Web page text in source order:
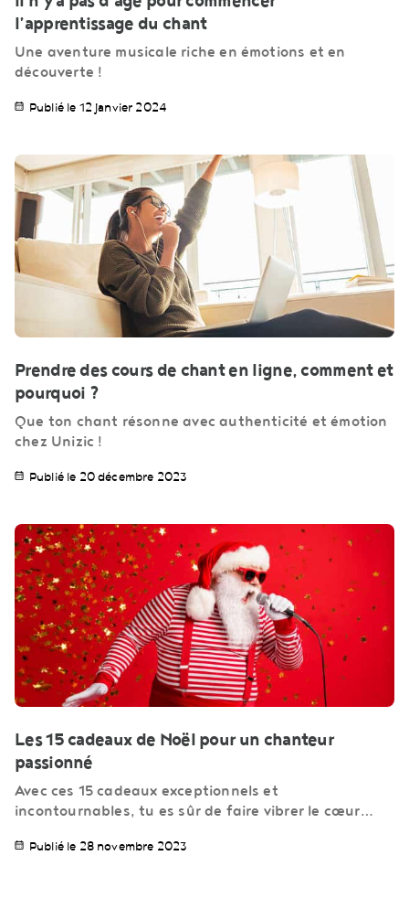
l’apprentissage du chant
Une aventure musicale riche en émotions et en
découverte !
Publié le 12 janvier 2024
Prendre des cours de chant en ligne, comment et
pourquoi ?
Que ton chant résonne avec authenticité et émotion
chez Unizic !
Publié le 20 décembre 2023
Les 15 cadeaux de Noël pour un chanteur
passionné
Avec ces 15 cadeaux exceptionnels et
incontournables, tu es sûr de faire vibrer le cœur…
Publié le 28 novembre 2023